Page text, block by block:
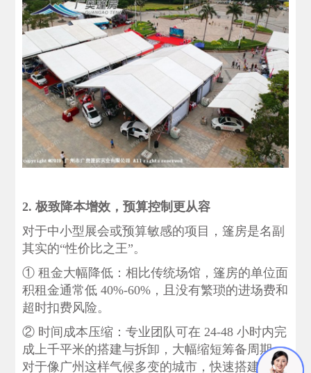
2. 极致降本增效，预算控制更从容
对于中小型展会或预算敏感的项目，篷房是名副
其实的“性价比之王”。
‌① 租金大幅降低‌：相比传统场馆，篷房的单位面
积租金通常低 40%-60%，且没有繁琐的进场费和
超时扣费风险。
② ‌时间成本压缩‌：专业团队可在 24-48 小时内完
成上千平米的搭建与拆卸，大幅缩短筹备周期。
对于像广州这样气候多变的城市，快速搭建意味